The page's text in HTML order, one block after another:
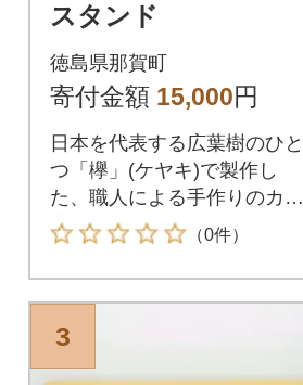
スタンド
徳島県那賀町
寄付金額 15,000円
日本を代表する広葉樹のひと
つ「欅」(ケヤキ)で製作し
た、職人による手作りのカッ
プスタンドです。
（0件）
3